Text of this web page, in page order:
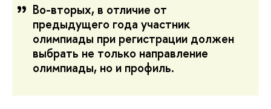
Во-вторых, в отличие от
предыдущего года участник
олимпиады при регистрации должен
выбрать не только направление
олимпиады, но и профиль.